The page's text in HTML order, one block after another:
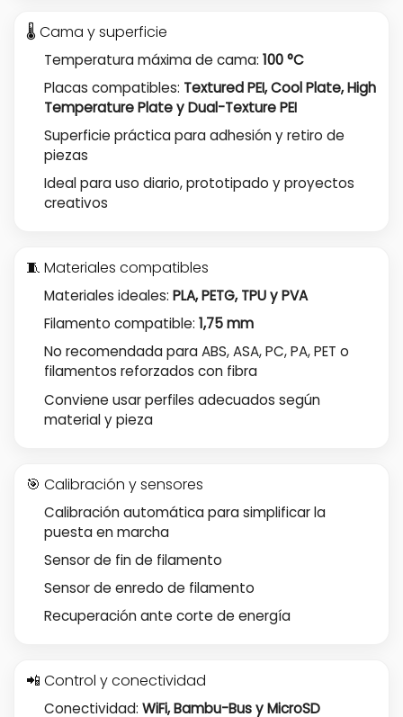
🌡️ Cama y superficie
Temperatura máxima de cama: 100 °C
Placas compatibles: Textured PEI, Cool Plate, High
Temperature Plate y Dual-Texture PEI
Superficie práctica para adhesión y retiro de
piezas
Ideal para uso diario, prototipado y proyectos
creativos
🧵 Materiales compatibles
Materiales ideales: PLA, PETG, TPU y PVA
Filamento compatible: 1,75 mm
No recomendada para ABS, ASA, PC, PA, PET o
filamentos reforzados con fibra
Conviene usar perfiles adecuados según
material y pieza
🎯 Calibración y sensores
Calibración automática para simplificar la
puesta en marcha
Sensor de fin de filamento
Sensor de enredo de filamento
Recuperación ante corte de energía
📲 Control y conectividad
Conectividad: WiFi, Bambu-Bus y MicroSD